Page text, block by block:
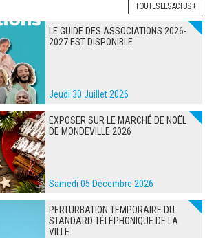
TOUTES LES ACTUS +
LE GUIDE DES ASSOCIATIONS 2026-
2027 EST DISPONIBLE
Jeudi 30 Juillet 2026
EXPOSER SUR LE MARCHÉ DE NOËL
DE MONDEVILLE 2026
Samedi 05 Décembre 2026
PERTURBATION TEMPORAIRE DU
STANDARD TÉLÉPHONIQUE DE LA
VILLE